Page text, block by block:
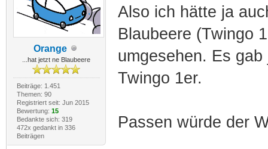
Orange
...hat jetzt ne Blaubeere
Beiträge: 1.451
Themen: 90
Registriert seit: Jun 2015
Bewertung: 15
Bedankte sich: 319
472x gedankt in 336
Beiträgen
Also ich hätte ja
Blaubeere (Twingo
umgesehen. Es
Twingo 1er.
Passen würde der